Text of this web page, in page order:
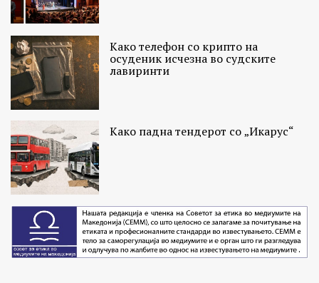
Како телефон со крипто на
осуденик исчезна во судските
лавиринти
Како падна тендерот со „Икарус“